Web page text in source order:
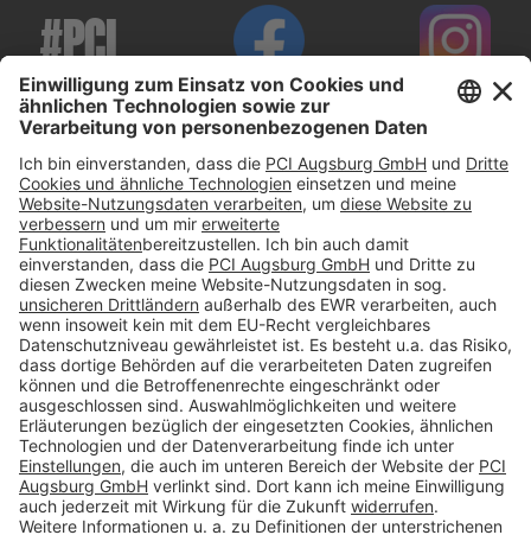
#PCI
Impressum
Datenschutz
AGB
Rechtliche Hinweise
Cookie-Einstellungen öffnen
Betroffenenrechte